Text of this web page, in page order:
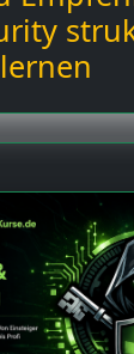
lernen